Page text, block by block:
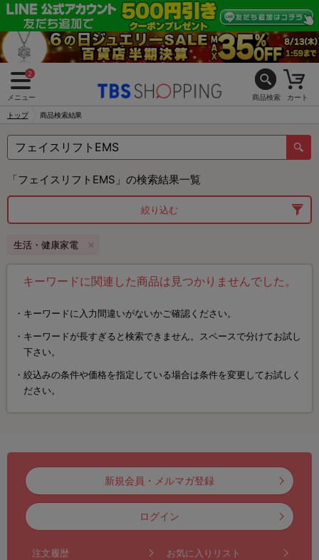
2
メニュー 商品検索 カート
トップ 商品検索結果
「フェイスリフトEMS」の検索結果一覧
絞り込む
生活・健康家電
キーワードに関連した商品は見つかりませんでした。
キーワードに入力間違いがないかご確認ください。
キーワードが長すぎると検索できません。スペースで分けてお試し
下さい。
絞込みの条件や価格を指定している場合は条件を変更してお試しく
ださい。
新規会員・メルマガ登録
ログイン
注文履歴 お気に入りリスト